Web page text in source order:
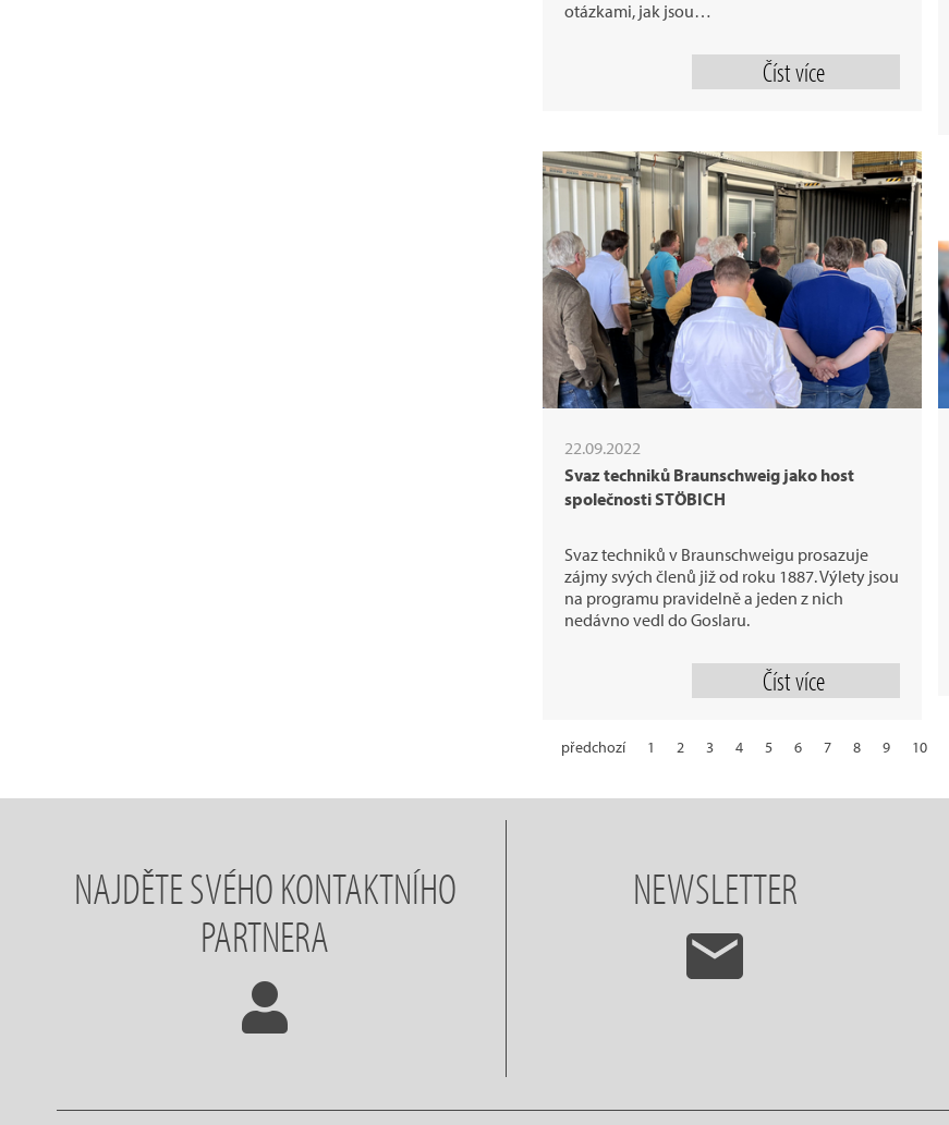
otázkami, jak jsou…
Číst více
22.09.2022
Svaz techniků Braunschweig jako host
společnosti STÖBICH
Svaz techniků v Braunschweigu prosazuje
zájmy svých členů již od roku 1887. Výlety jsou
na programu pravidelně a jeden z nich
nedávno vedl do Goslaru.
Číst více
předchozí 1 2 3 4 5 6 7 8 9 10
NAJDĚTE SVÉHO KONTAKTNÍHO
PARTNERA
NEWSLETTER